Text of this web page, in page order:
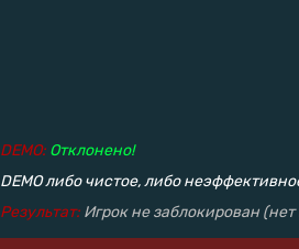
DEMO: Отклонено!
DEMO либо чистое, либо
Результат: Игрок не заблокирован